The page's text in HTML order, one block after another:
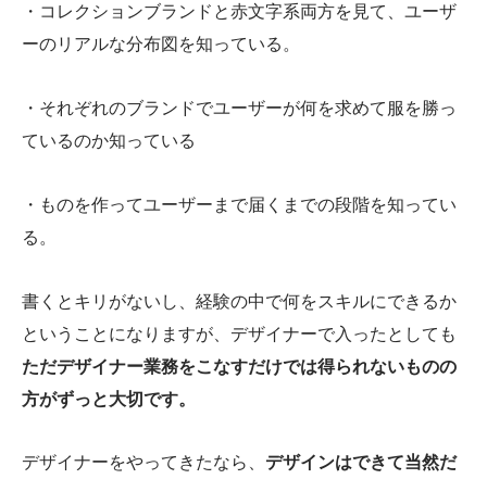
・コレクションブランドと赤文字系両方を見て、ユーザ
ーのリアルな分布図を知っている。
・それぞれのブランドでユーザーが何を求めて服を勝っ
ているのか知っている
・ものを作ってユーザーまで届くまでの段階を知ってい
る。
書くとキリがないし、経験の中で何をスキルにできるか
ということになりますが、デザイナーで入ったとしても
ただデザイナー業務をこなすだけでは得られないものの
方がずっと大切です。
デザイナーをやってきたなら、 デザインはできて当然だ